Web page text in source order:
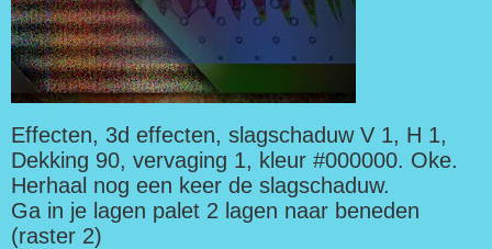
Effecten, 3d effecten, slagschaduw V 1, H 1,
Dekking 90, vervaging 1, kleur #000000. Oke.
Herhaal nog een keer de slagschaduw.
Ga in je lagen palet 2 lagen naar beneden
(raster 2)